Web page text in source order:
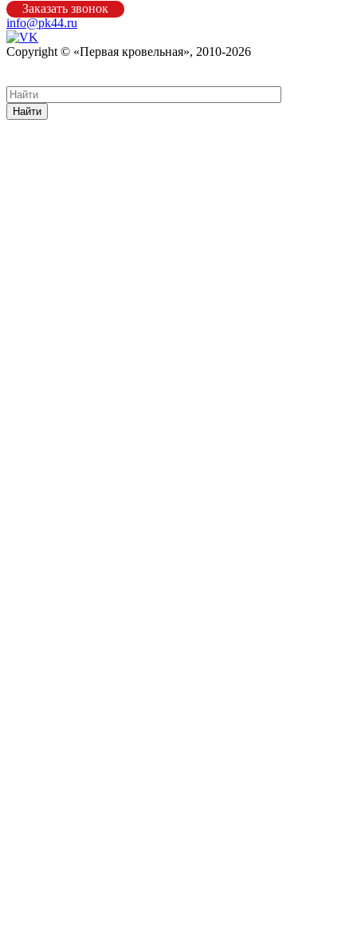
Заказать звонок
info@pk44.ru
Copyright © «Первая кровельная», 2010-2026
Найти